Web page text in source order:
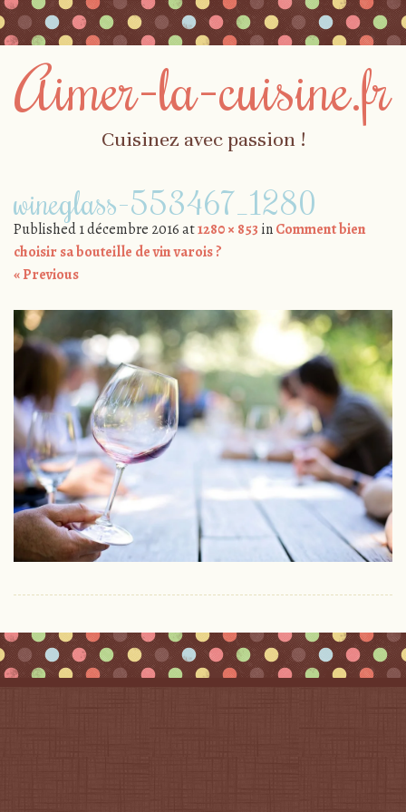
Aimer-la-cuisine.fr
Cuisinez avec passion !
Menu
wineglass-553467_1280
Published1 décembre 2016at1280 × 853 inComment bien
choisir sa bouteille de vin varois ?
« Previous